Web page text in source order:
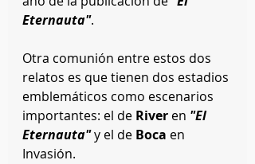
Eternauta".
Otra comunión entre estos dos
relatos es que tienen dos estadios
emblemáticos como escenarios
importantes: el de River en "El
Eternauta" y el de Boca en
Invasión.